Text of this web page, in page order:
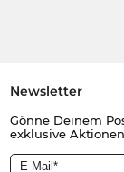
Newsletter
Gönne Deinem
exklusive